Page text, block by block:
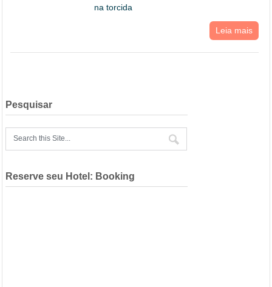
na torcida
Leia mais
Pesquisar
Reserve seu Hotel: Booking